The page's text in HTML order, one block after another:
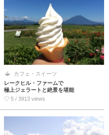
品ソフトクリームやチーズが食べられ
るのでぜひチェックしてみて下さい。
カフェ・スイーツ
レークヒル・ファームで
極上ジェラートと絶景を堪能
♡ 5 / 3913 views